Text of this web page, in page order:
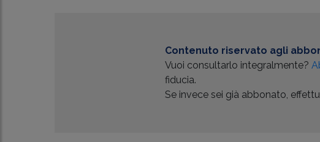
Contenuto riservato agli
Vuoi consultarlo integralmente?
fiducia.
Se invece sei già abbonato,